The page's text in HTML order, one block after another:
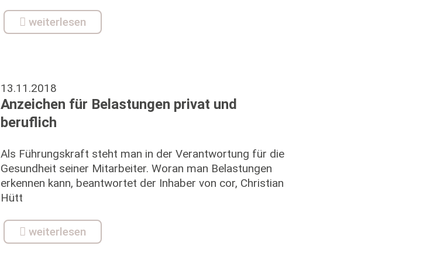
weiterlesen
13.11.2018
Anzeichen für Belastungen privat und
beruflich
Als Führungskraft steht man in der Verantwortung für die
Gesundheit seiner Mitarbeiter. Woran man Belastungen
erkennen kann, beantwortet der Inhaber von cor, Christian
Hütt
weiterlesen